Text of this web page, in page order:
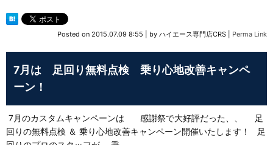
Posted on 2015.07.09 8:55 by ハイエース専門店CRS Perma Link
7月は 足回り無料点検 乗り心地改善キャンペ
ーン！
7月のカスタムキャンペーンは 感謝祭で大好評だった、、 足
回りの無料点検 ＆ 乗り心地改善キャンペーン開催いたします！ 足